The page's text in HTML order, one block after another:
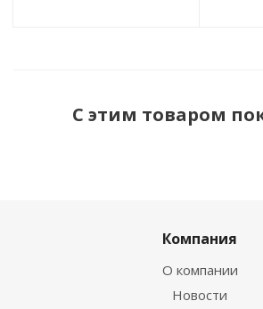
С этим товаром
Компания
О компании
Новости